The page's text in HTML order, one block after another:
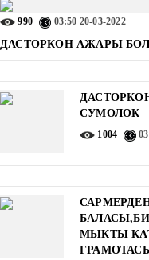
990 03:50 20-03-2022
ДАСТОРКОН АЖАРЫ
СУМОЛОК
1004
МЫКТЫ